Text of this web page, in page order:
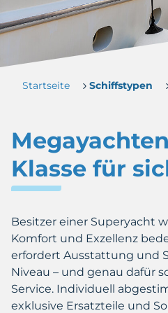
Startseite Schiffstypen
Klasse für
Besitzer einer Superyacht
Komfort und Exzellenz
erfordert Ausstattung und
Niveau – und genau dafür
Service. Individuell
exklusive Ersatzteile und